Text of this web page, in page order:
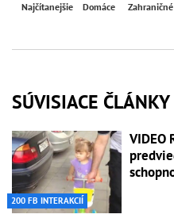
Najčítanejšie Domáce Zahraničné
SÚVISIACE ČLÁNKY
200 FB INTERAKCIÍ
VIDEO